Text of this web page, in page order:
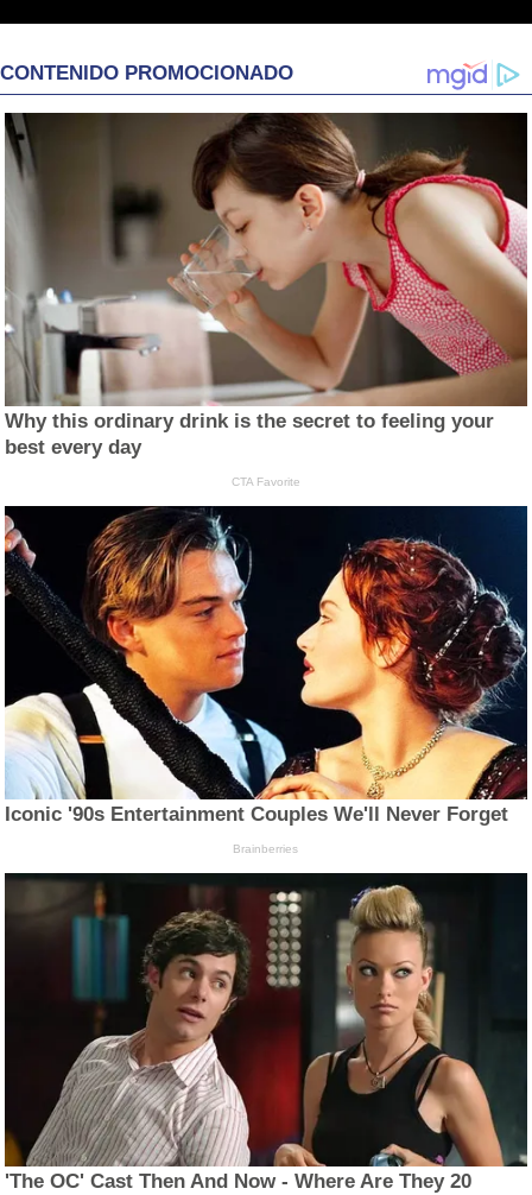
CONTENIDO PROMOCIONADO
Why this ordinary drink is the secret to feeling your
best every day
CTA Favorite
Iconic '90s Entertainment Couples We'll Never Forget
Brainberries
'The OC' Cast Then And Now - Where Are They 20